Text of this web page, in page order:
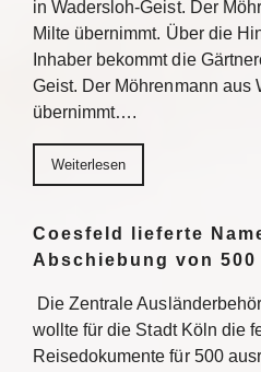
in Wadersloh-Geist. Der
Milte übernimmt. Über die
Inhaber bekommt die
Geist. Der Möhrenmann aus
übernimmt….
Weiterlesen
Coesfeld lieferte
Abschiebung von 500
Die Zentrale
wollte für die Stadt Köln die
Reisedokumente für 500